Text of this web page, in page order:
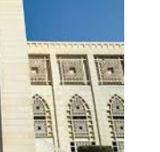
مصر
للمصريين